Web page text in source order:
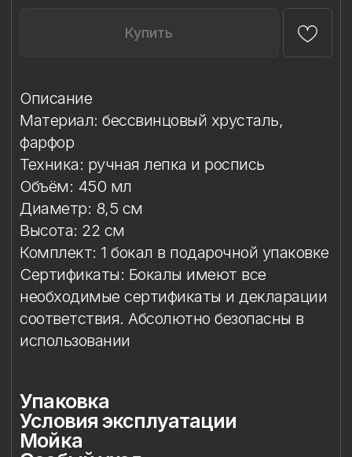
Сертификаты: Бокалы имеют все
необходимые сертификаты и декларации
соответствия. Абсолютно безопасны в
использовании
Упаковка
Условия эксплуатации
Мойка
Особый уход
Сертификация и безопасность
Защита от повреждений
Особое внимание к
фарфоровому элементу
Упаковка
Подарочная упаковка входит
Условия эксплуатации
Бокал предназначен исключительно
для подачи напитков. Бокал
не предназначен для работы
в микроволновой печи.